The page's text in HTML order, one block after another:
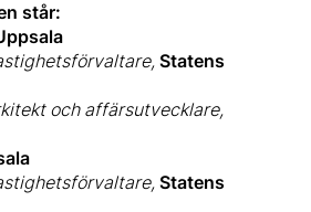
står:
Statens
och affärsutvecklare,
Statens